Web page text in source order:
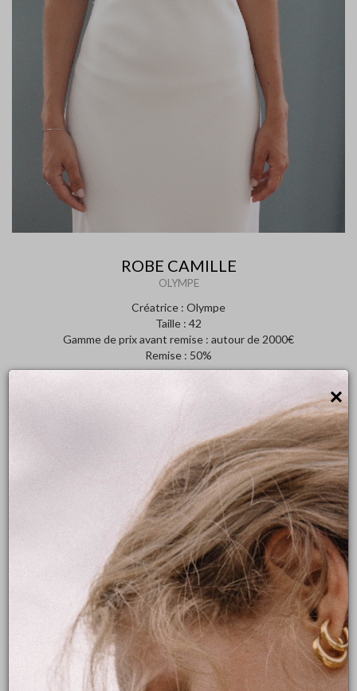
×
ROBE CAMILLE
OLYMPE
Créatrice : Olympe
Taille : 42
Gamme de prix avant remise : autour de 2000€
Remise : 50%
Visible au showroom de Lyon
Pour toute question concernant la robe, merci de nous contacter
directement au 09.81.92.90.03.
Robe de mariée couture Robe de mariée décolletée
Robe de mariée dentelle Robe de mariée dos nu
Robe de mariée moins de 2500€
Prendre rendez-vous